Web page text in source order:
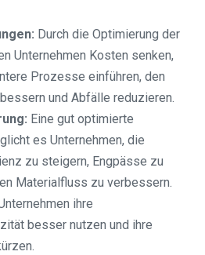
Durch die Optimierung der
Unternehmen Kosten senken,
Prozesse einführen, den
und Abfälle reduzieren.
Eine gut optimierte
es Unternehmen, die
zu steigern, Engpässe zu
Materialfluss zu verbessern.
ihre
besser nutzen und ihre